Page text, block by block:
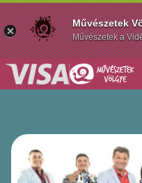
Művészetek
Művészetek a